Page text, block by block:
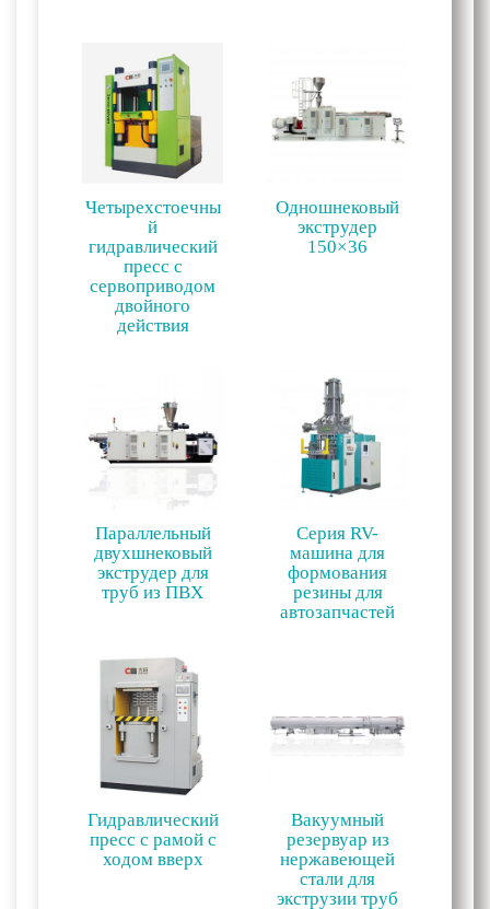
Четырехстоечны
й
гидравлический
пресс с
сервоприводом
двойного
действия
Одношнековый
экструдер
150×36
Параллельный
двухшнековый
экструдер для
труб из ПВХ
Серия RV-
машина для
формования
резины для
автозапчастей
Гидравлический
пресс с рамой с
ходом вверх
Вакуумный
резервуар из
нержавеющей
стали для
экструзии труб